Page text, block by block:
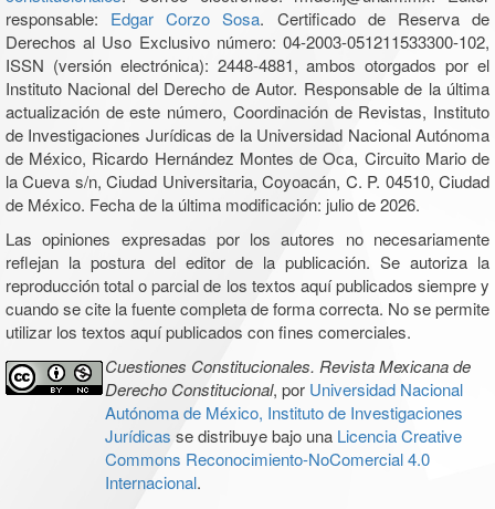
responsable: Edgar Corzo Sosa. Certificado de Reserva de
Derechos al Uso Exclusivo número: 04-2003-051211533300-102,
ISSN (versión electrónica): 2448-4881, ambos otorgados por el
Instituto Nacional del Derecho de Autor. Responsable de la última
actualización de este número, Coordinación de Revistas, Instituto
de Investigaciones Jurídicas de la Universidad Nacional Autónoma
de México, Ricardo Hernández Montes de Oca, Circuito Mario de
la Cueva s/n, Ciudad Universitaria, Coyoacán, C. P. 04510, Ciudad
de México. Fecha de la última modificación: julio de 2026.
Las opiniones expresadas por los autores no necesariamente
reflejan la postura del editor de la publicación. Se autoriza la
reproducción total o parcial de los textos aquí publicados siempre y
cuando se cite la fuente completa de forma correcta. No se permite
utilizar los textos aquí publicados con fines comerciales.
Cuestiones Constitucionales. Revista Mexicana de
Derecho Constitucional, por Universidad Nacional
Autónoma de México, Instituto de Investigaciones
Jurídicas se distribuye bajo una Licencia Creative
Commons Reconocimiento-NoComercial 4.0
Internacional.